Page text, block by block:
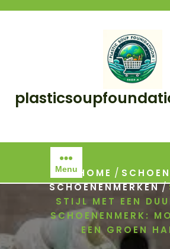
Menu HOME /
SCHOENENMERKEN/
STIJL MET EEN
SCHOENENMERK:
EEN GROEN